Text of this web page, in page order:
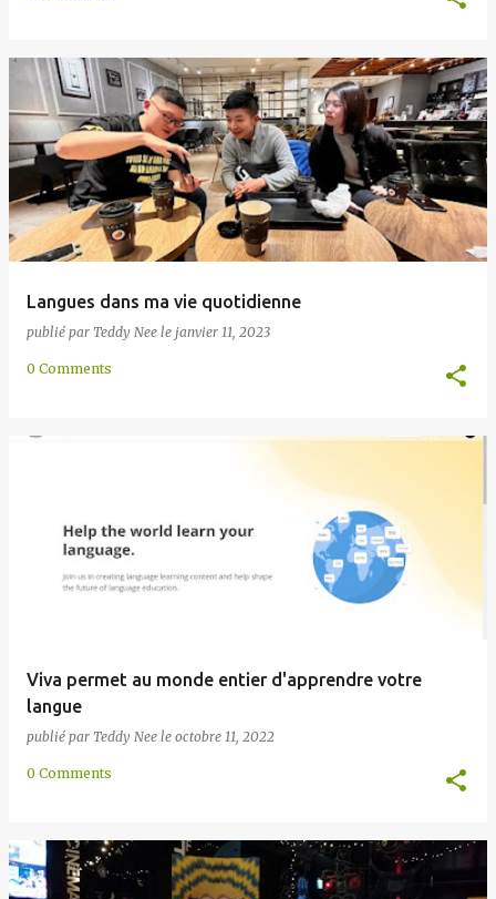
Langues dans ma vie quotidienne
publié par Teddy Nee le janvier 11, 2023
0 Comments
Viva permet au monde entier d'apprendre votre
langue
publié par Teddy Nee le octobre 11, 2022
0 Comments